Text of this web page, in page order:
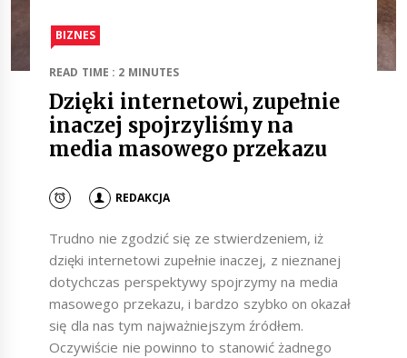
BIZNES
READ TIME : 2 MINUTES
Dzięki internetowi, zupełnie
inaczej spojrzyliśmy na
media masowego przekazu
REDAKCJA
Trudno nie zgodzić się ze stwierdzeniem, iż
dzięki internetowi zupełnie inaczej, z nieznanej
dotychczas perspektywy spojrzymy na media
masowego przekazu, i bardzo szybko on okazał
się dla nas tym najważniejszym źródłem.
Oczywiście nie powinno to stanowić żadnego